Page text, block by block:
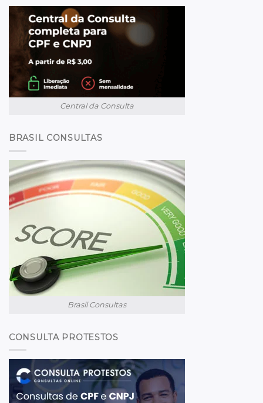
Central da Consulta
BRASIL CONSULTAS
Brasil Consultas
CONSULTA PROTESTOS